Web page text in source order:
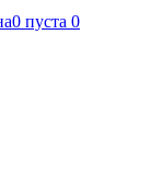
0 пуста 0